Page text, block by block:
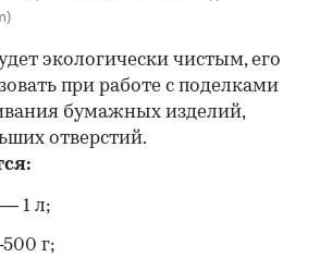
экологически чистым, его
при работе с поделками
бумажных изделий,
отверстий.
1 л;
г;